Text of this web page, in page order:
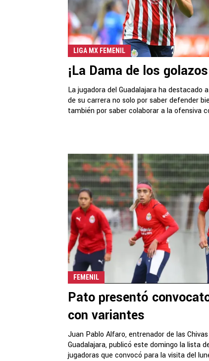
LIGA MX FEMENIL
¡La Dama de los
La jugadora del Guadalajara ha destacado
de su carrera no solo por saber defender
también por saber colaborar a la ofensiva
FEMENIL
Pato presentó
con variantes
Juan Pablo Alfaro, entrenador de las
Guadalajara, publicó este domingo la lista
jugadoras que convocó para la visita del